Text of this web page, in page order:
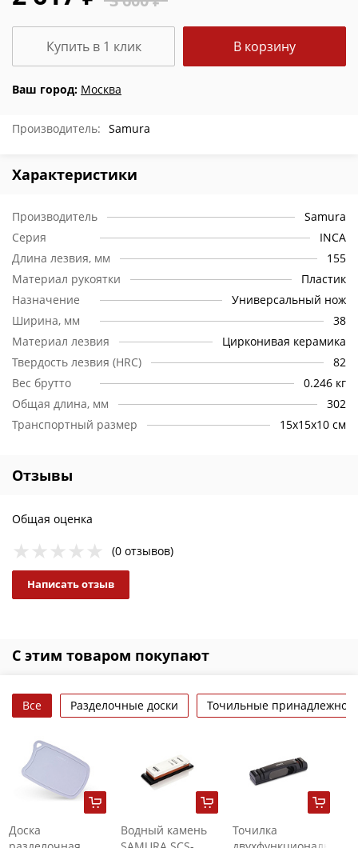
Ваш город: Москва
В корзину
Купить в 1 клик
Производитель: Samura
Характеристики
Производитель
Samura
Серия
INCA
Длина лезвия, мм
155
Материал рукоятки
Пластик
Назначение
Универсальный нож
Ширина, мм
38
Материал лезвия
Цирконивая керамика
Твердость лезвия (HRC)
82
Вес брутто
0.246 кг
Общая длина, мм
302
Транспортный размер
15х15х10 см
Отзывы
Общая оценка
(0 отзывов)
Написать отзыв
С этим товаром покупают
Все Разделочные доски Точильные
Доска
Водный камень
Точилка